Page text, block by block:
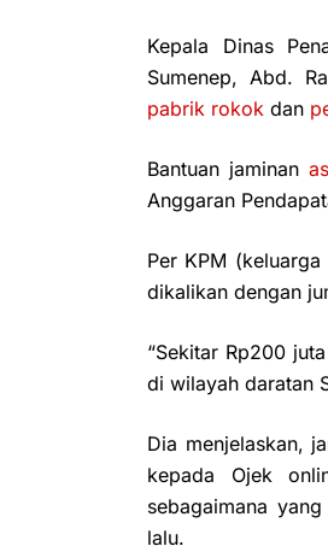
Kepala Dinas
Sumenep, Abd.
pabrik rokok dan
Bantuan jaminan
Anggaran
Per KPM
dikalikan dengan
“Sekitar Rp200
di wilayah daratan
Dia menjelaskan,
kepada Ojek
sebagaimana
lalu.